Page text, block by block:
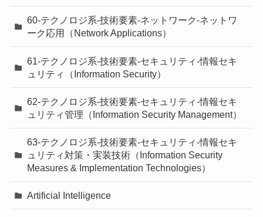
60-テクノロジ系-技術要素-ネットワーク-ネットワ
ーク応用（Network Applications）
61-テクノロジ系-技術要素-セキュリティ-情報セキ
ュリティ（Information Security）
62-テクノロジ系-技術要素-セキュリティ-情報セキ
ュリティ管理（Information Security Management）
63-テクノロジ系-技術要素-セキュリティ-情報セキ
ュリティ対策・実装技術（Information Security
Measures & Implementation Technologies）
Artificial Intelligence